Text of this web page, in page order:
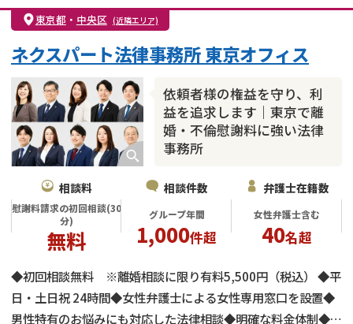
親権・面会交流権
DV
モラハラ
不貞・不倫慰謝料請求
国際離婚
財産分与
内縁の夫婦 熟年離婚
東京都 ・ 中央区 (近隣エリア)
依頼者様の権益を守り、利
益を追求します｜東京で離
婚・不倫慰謝料に強い法律
事務所
ネクスパート法律事務所 東京オフィス
相談料
慰謝料請求の初回相談(30
分)
無料
相談件数
グループ年間
1,000件超
弁護士在籍数
女性弁護士含む
40名超
◆初回相談無料 ※離婚相談に限り有料5,500円（税込） ◆平
日・土日祝 24時間◆女性弁護士による女性専用窓口を設置◆
男性特有のお悩みにも対応した法律相談◆明確な料金体制◆不